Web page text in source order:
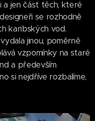
a jen část těch, které
se rozhodně
karibských vod.
jinou, poměrně
vzpomínky na staré
a především
si nejdříve rozbalíme,